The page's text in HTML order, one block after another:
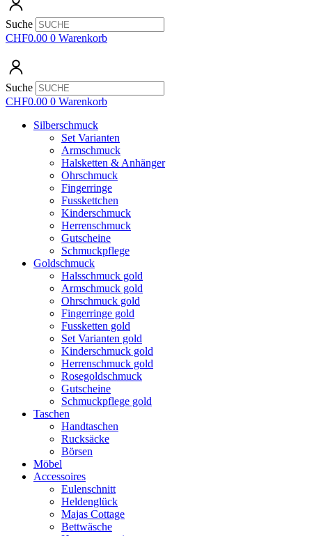
Suche
CHF0.00 0 Warenkorb
Suche
CHF0.00 0 Warenkorb
Silberschmuck
Set Varianten
Armschmuck
Halsketten & Anhänger
Ohrschmuck
Fingerringe
Fusskettchen
Kinderschmuck
Herrenschmuck
Gutscheine
Schmuckpflege
Goldschmuck
Halsschmuck gold
Armschmuck gold
Ohrschmuck gold
Fingerringe gold
Fussketten gold
Set Varianten gold
Kinderschmuck gold
Herrenschmuck gold
Rosegoldschmuck
Gutscheine
Schmuckpflege gold
Taschen
Handtaschen
Rucksäcke
Börsen
Möbel
Accessoires
Eulenschnitt
Heldenglück
Majas Cottage
Bettwäsche